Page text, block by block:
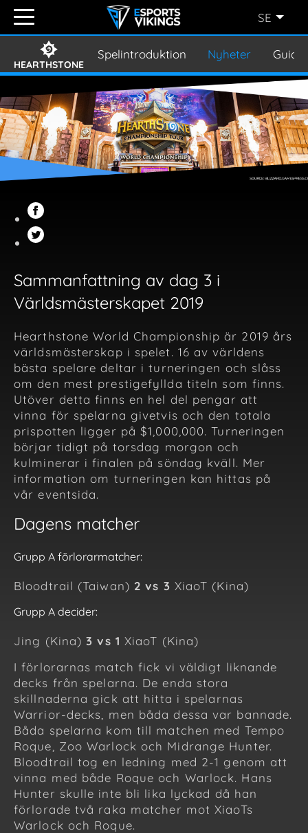
HEARTHSTONE
Spelintroduktion Nyheter Guider
SE
ENGLISH
SVENSKA (SE)
SUOMI (FI)
JAPANESE (JP)
Sammanfattning av dag 3 i
Världsmästerskapet 2019
Hearthstone World Championship är 2019 års
världsmästerskap i spelet. 16 av världens
bästa spelare deltar i turneringen och slåss
om den mest prestigefyllda titeln som finns.
Utöver detta finns en hel del pengar att
vinna för spelarna givetvis och den totala
prispotten ligger på $1,000,000. Turneringen
börjar tidigt på torsdag morgon och
kulminerar i finalen på söndag kväll. Mer
information om turneringen kan hittas på
vår eventsida.
Dagens matcher
Grupp A förlorarmatcher:
Bloodtrail (Taiwan) 2 vs 3 XiaoT (Kina)
Grupp A decider:
Jing (Kina)3 vs 1 XiaoT (Kina)
I förlorarnas match fick vi väldigt liknande
decks från spelarna. De enda stora
skillnaderna gick att hitta i spelarnas
Warrior-decks, men båda dessa var bannade.
Båda spelarna kom till matchen med Tempo
Roque, Zoo Warlock och Midrange Hunter.
Bloodtrail tog en ledning med 2-1 genom att
vinna med både Roque och Warlock. Hans
Hunter skulle inte bli lika lyckad då han
förlorade två raka matcher mot XiaoTs
Warlock och Roque.